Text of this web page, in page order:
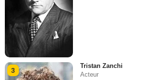
3
Tristan Zanchi
Acteur